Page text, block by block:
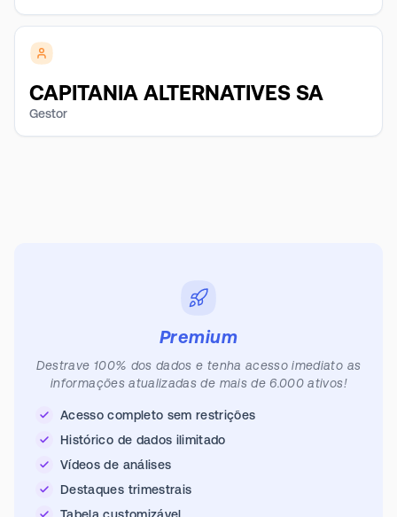
CAPITANIA ALTERNATIVES SA
Gestor
Premium
Destrave 100% dos dados e tenha acesso imediato as
informações atualizadas de mais de 6.000 ativos!
Acesso completo sem restrições
Histórico de dados ilimitado
Vídeos de análises
Destaques trimestrais